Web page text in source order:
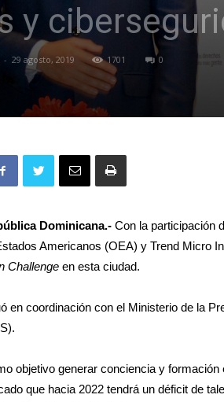
y
- 29 agosto, 2019 1701 0
Dominicana.- Con la participación
Americanos (OEA) y Trend Micro
Challenge en esta ciudad.
en coordinación con el Ministerio de la
objetivo generar conciencia y
que hacia 2022 tendrá un déficit de